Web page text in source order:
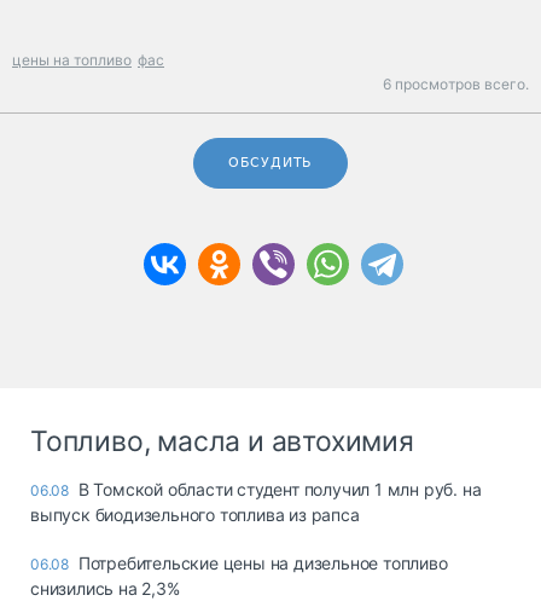
цены на топливо фас
6 просмотров всего.
ОБСУДИТЬ
Топливо, масла и автохимия
06.08 В Томской области студент получил 1 млн руб. на
выпуск биодизельного топлива из рапса
06.08 Потребительские цены на дизельное топливо
снизились на 2,3%